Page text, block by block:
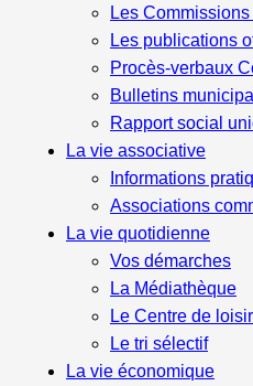
Les
Les publications
Procès-verbaux
Bulletins
Rapport social
La vie associative
Informations
Associations
La vie quotidienne
Vos démarches
La Médiathèque
Le Centre de
Le tri sélectif
La vie économique